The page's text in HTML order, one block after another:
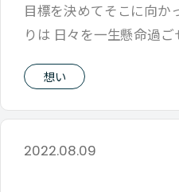
目標を決めてそこに向か
りは 日々を一生懸命過
想い
2022.08.09